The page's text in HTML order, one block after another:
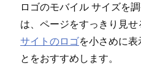
ロゴのモバイル サイズを
は⁠、ペ⁠ージをす⁠っきり見
サイトのロゴを小さめに
とをおすすめします⁠。